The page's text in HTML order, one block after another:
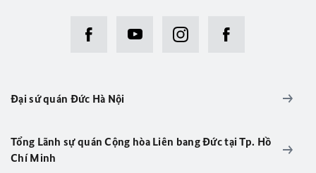
Đại sứ quán Đức Hà Nội
Tổng Lãnh sự quán Cộng hòa Liên bang Ðức tại Tp. Hồ
Chí Minh